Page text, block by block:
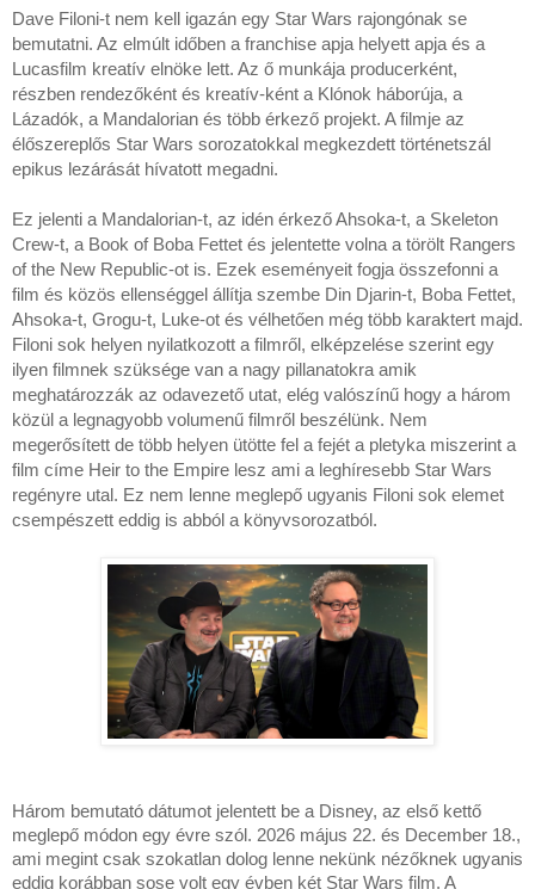
Dave Filoni-t nem kell igazán egy Star Wars rajongónak se
bemutatni. Az elmúlt időben a franchise apja helyett apja és a
Lucasfilm kreatív elnöke lett. Az ő munkája producerként,
részben rendezőként és kreatív-ként a Klónok háborúja, a
Lázadók, a Mandalorian és több érkező projekt. A filmje az
élőszereplős Star Wars sorozatokkal megkezdett történetszál
epikus lezárását hívatott megadni.
Ez jelenti a Mandalorian-t, az idén érkező Ahsoka-t, a Skeleton
Crew-t, a Book of Boba Fettet és jelentette volna a törölt Rangers
of the New Republic-ot is. Ezek eseményeit fogja összefonni a
film és közös ellenséggel állítja szembe Din Djarin-t, Boba Fettet,
Ahsoka-t, Grogu-t, Luke-ot és vélhetően még több karaktert majd.
Filoni sok helyen nyilatkozott a filmről, elképzelése szerint egy
ilyen filmnek szüksége van a nagy pillanatokra amik
meghatározzák az odavezető utat, elég valószínű hogy a három
közül a legnagyobb volumenű filmről beszélünk. Nem
megerősített de több helyen ütötte fel a fejét a pletyka miszerint a
film címe Heir to the Empire lesz ami a leghíresebb Star Wars
regényre utal. Ez nem lenne meglepő ugyanis Filoni sok elemet
csempészett eddig is abból a könyvsorozatból.
Három bemutató dátumot jelentett be a Disney, az első kettő
meglepő módon egy évre szól. 2026 május 22. és December 18.,
ami megint csak szokatlan dolog lenne nekünk nézőknek ugyanis
eddig korábban sose volt egy évben két Star Wars film. A